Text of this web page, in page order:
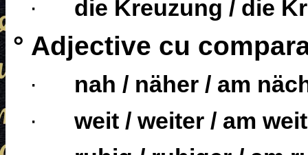
·
die Kreuzung / die
° Adjective cu
·
nah / näher / am
·
weit / weiter / am